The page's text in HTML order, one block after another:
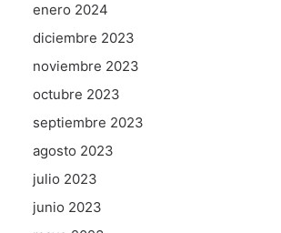
enero 2024
diciembre 2023
noviembre 2023
octubre 2023
septiembre 2023
agosto 2023
julio 2023
junio 2023